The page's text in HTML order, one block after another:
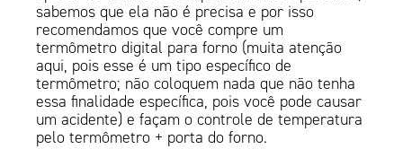
sabemos que ela não é precisa e por isso
recomendamos que você compre um
termômetro digital para forno (muita atenção
aqui, pois esse é um tipo específico de
termômetro; não coloquem nada que não tenha
essa finalidade específica, pois você pode causar
um acidente) e façam o controle de temperatura
pelo termômetro + porta do forno.